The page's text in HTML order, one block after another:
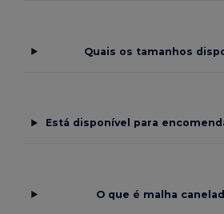
Quais os tamanhos
Está disponível para
O que é malha